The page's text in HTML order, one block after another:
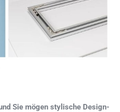
Sie mögen stylische Design-